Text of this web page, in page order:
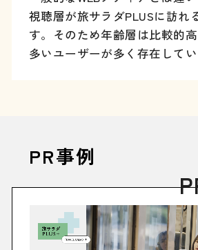
視聴層が旅サラダPLUSに訪れ
す。そのため年齢層は比較的
多いユーザーが多く存在してい
PR事例